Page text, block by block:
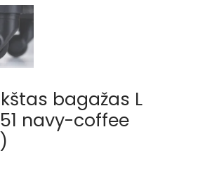
bagažas L
navy-coffee